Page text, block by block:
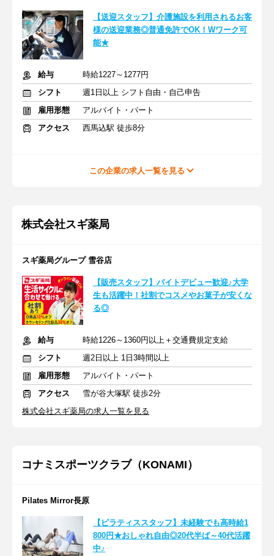
【送迎スタッフ】介護施設を利用されるお客
様の送迎業務◎普通免許でOK！Wワーク可
能★
給与
時給1227～1277円
シフト
週1日以上 シフト自由・自己申告
雇用形態
アルバイト・パート
アクセス
西馬込駅 徒歩8分
この企業の求人一覧を見る
株式会社スギ薬局
スギ薬局グループ 雪谷店
【販売スタッフ】バイトデビュー歓迎♪大学
生も活躍中！社割でコスメやお菓子が安くな
る◎
給与
時給1226～1360円以上＋交通費規定支給
シフト
週2日以上 1日3時間以上
雇用形態
アルバイト・パート
アクセス
雪が谷大塚駅 徒歩2分
株式会社スギ薬局の求人一覧を見る
コナミスポーツクラブ（KONAMI）
Pilates Mirror長原
【ピラティススタッフ】未経験でも高時給1
800円★おしゃれ自由◎20代半ば～40代活躍
中♪